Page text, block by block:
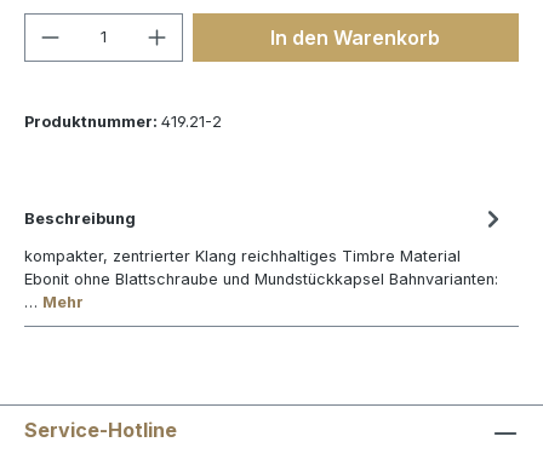
Produkt Anzahl: Gib denIn den Warenkorb
Produktnummer: 419.21-2
Beschreibung
kompakter, zentrierter Klang reichhaltiges Timbre Material
Ebonit ohne Blattschraube und Mundstückkapsel Bahnvarianten:
… Mehr
Service-Hotline